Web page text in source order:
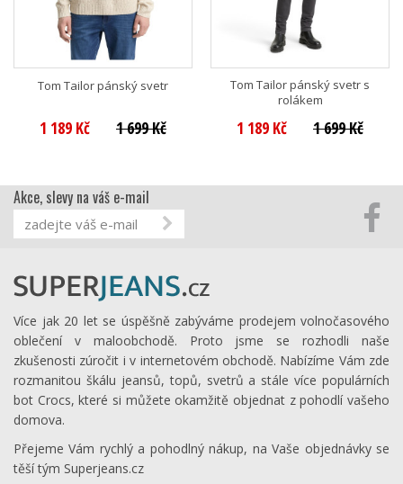
Tom Tailor pánský svetr
1 189 Kč 1 699 Kč
Tom Tailor pánský svetr s
rolákem
1 189 Kč 1 699 Kč
Akce, slevy na váš e-mail
Více jak 20 let se úspěšně zabýváme prodejem volnočasového
oblečení v maloobchodě. Proto jsme se rozhodli naše
zkušenosti zúročit i v internetovém obchodě. Nabízíme Vám zde
rozmanitou škálu jeansů, topů, svetrů a stále více populárních
bot Crocs, které si můžete okamžitě objednat z pohodlí vašeho
domova.
Přejeme Vám rychlý a pohodlný nákup, na Vaše objednávky se
těší tým Superjeans.cz